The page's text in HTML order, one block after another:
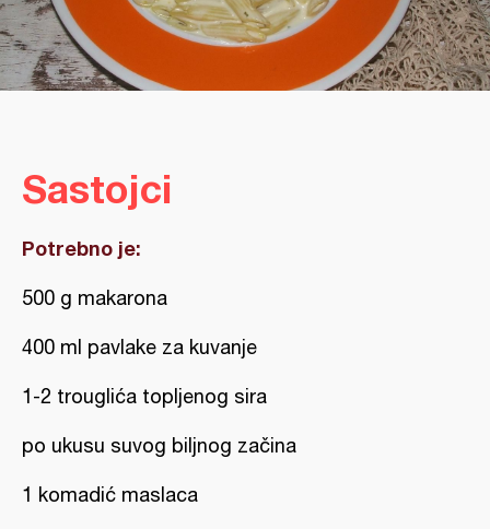
Sastojci
Potrebno je:
500 g makarona
400 ml pavlake za kuvanje
1-2 trouglića topljenog sira
po ukusu suvog biljnog začina
1 komadić maslaca